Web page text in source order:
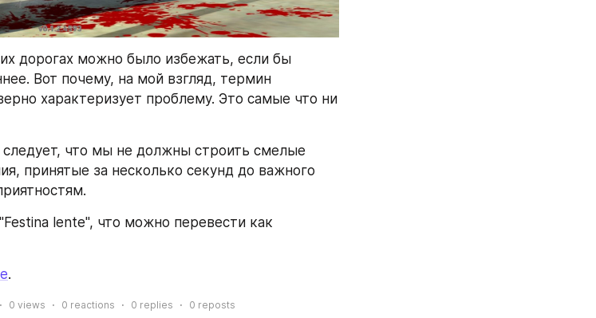
дорогах можно было избежать, если бы
Вот почему, на мой взгляд, термин
характеризует проблему. Это самые что ни
что мы не должны строить смелые
принятые за несколько секунд до важного
lente", что можно перевести как
.
0 views 0 reactions 0 replies 0 reposts